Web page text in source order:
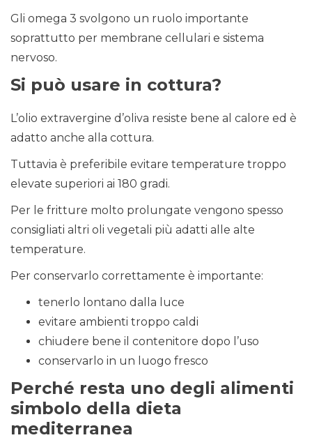
Gli omega 3 svolgono un ruolo importante
soprattutto per membrane cellulari e sistema
nervoso.
Si può usare in cottura?
L’olio extravergine d’oliva resiste bene al calore ed è
adatto anche alla cottura.
Tuttavia è preferibile evitare temperature troppo
elevate superiori ai 180 gradi.
Per le fritture molto prolungate vengono spesso
consigliati altri oli vegetali più adatti alle alte
temperature.
Per conservarlo correttamente è importante:
tenerlo lontano dalla luce
evitare ambienti troppo caldi
chiudere bene il contenitore dopo l’uso
conservarlo in un luogo fresco
Perché resta uno degli alimenti
simbolo della dieta
mediterranea